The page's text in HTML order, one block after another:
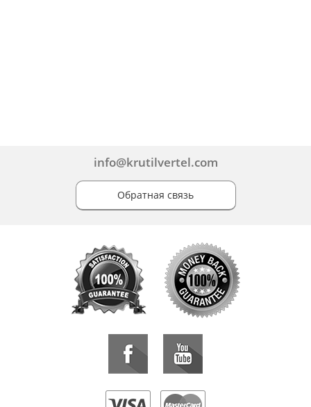
info@krutilvertel.com
Обратная связь